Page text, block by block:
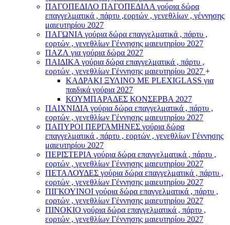
ΠΑΓΟΠΕΔΙΛΟ ΠΑΓΟΠΕΔΙΛΑ γούρια δώρα
επαγγελματικά , πάρτυ ,εορτών , γενεθλίων , γέννησης
μαιευτηρίου 2027
ΠΑΓΩΝΙΑ γούρια δώρα επαγγελματικά , πάρτυ ,
εορτών , γενεθλίων Γέννησης μαιευτηρίου 2027
ΠΑΖΛ για γούρια δώρα 2027
ΠΑΙΔΙΚΑ γούρια δώρα επαγγελματικά , πάρτυ ,
εορτών , γενεθλίων Γέννησης μαιευτηρίου 2027 +
ΚΑΔΡΑΚΙ ΞΥΛΙΝΟ ΜΕ PLEXIGLASS για
παιδικά γούρια 2027
ΚΟΥΜΠΑΡΑΔΕΣ ΚΟΝΣΕΡΒΑ 2027
ΠΑΙΧΝΙΔΙΑ γούρια δώρα επαγγελματικά , πάρτυ ,
εορτών , γενεθλίων Γέννησης μαιευτηρίου 2027
ΠΑΠΥΡΟΙ ΠΕΡΓΑΜΗΝΕΣ γούρια δώρα
επαγγελματικά , πάρτυ , εορτών , γενεθλίων Γέννησης
μαιευτηρίου 2027
ΠΕΡΙΣΤΕΡΙΑ γούρια δώρα επαγγελματικά , πάρτυ ,
εορτών , γενεθλίων Γέννησης μαιευτηρίου 2027
ΠΕΤΑΛΟΥΔΕΣ γούρια δώρα επαγγελματικά , πάρτυ ,
εορτών , γενεθλίων Γέννησης μαιευτηρίου 2027
ΠΙΓΚΟΥΙΝΟΙ γούρια δώρα επαγγελματικά , πάρτυ ,
εορτών , γενεθλίων Γέννησης μαιευτηρίου 2027
ΠΙΝΟΚΙΟ γούρια δώρα επαγγελματικά , πάρτυ ,
εορτών , γενεθλίων Γέννησης μαιευτηρίου 2027